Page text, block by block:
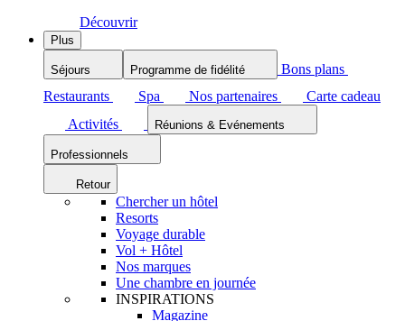
Découvrir
Plus
Séjours Programme de fidélité
Bons plans
Restaurants
Spa Nos partenaires
Carte cadeau
Activités
Réunions & Evénements
Professionnels
Retour
Chercher un hôtel
Resorts
Voyage durable
Vol + Hôtel
Nos marques
Une chambre en journée
INSPIRATIONS
Magazine